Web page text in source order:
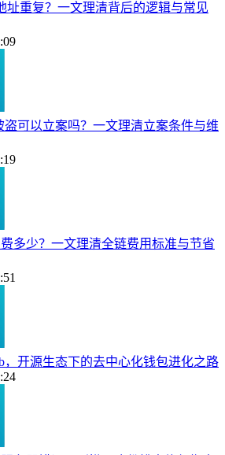
址重复？一文理清背后的逻辑与常见
盗可以立案吗？一文理清立案条件与维
多少？一文理清全链费用标准与节省
，开源生态下的去中心化钱包进化之路